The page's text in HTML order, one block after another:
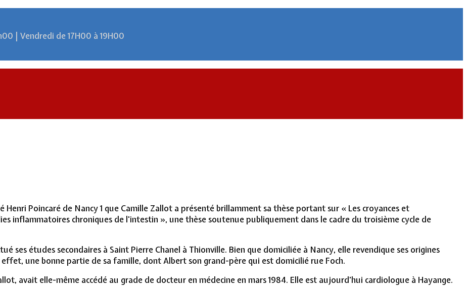
| Vendredi de 17H00 à 19H00
Henri Poincaré de Nancy 1 que Camille Zallot a présenté brillamment sa thèse portant sur « Les croyances et
inflammatoires chroniques de l'intestin », une thèse soutenue publiquement dans le cadre du troisième cycle de
ses études secondaires à Saint Pierre Chanel à Thionville. Bien que domiciliée à Nancy, elle revendique ses origines
effet, une bonne partie de sa famille, dont Albert son grand-père qui est domicilié rue Foch.
avait elle-même accédé au grade de docteur en médecine en mars 1984. Elle est aujourd'hui cardiologue à Hayange.